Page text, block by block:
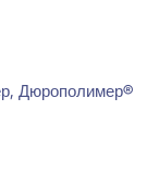
Дюрополимер®